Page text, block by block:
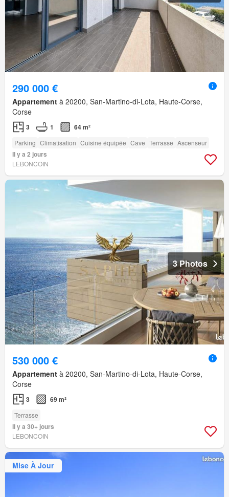
290 000 €
Appartement à 20200, San-Martino-di-Lota, Haute-Corse,
Corse
3 1 64 m²
Parking Climatisation Cuisine équipée Cave Terrasse Ascenseur
Il y a 2 jours
LEBONCOIN
3 Photos
530 000 €
Appartement à 20200, San-Martino-di-Lota, Haute-Corse,
Corse
3 69 m²
Terrasse
Il y a 30+ jours
LEBONCOIN
Mise À Jour